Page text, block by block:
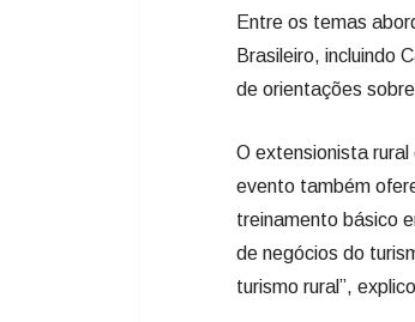
Entre os temas
Brasileiro, incluindo
de orientações
O extensionista
evento também
treinamento básico
de negócios do
turismo rural”,